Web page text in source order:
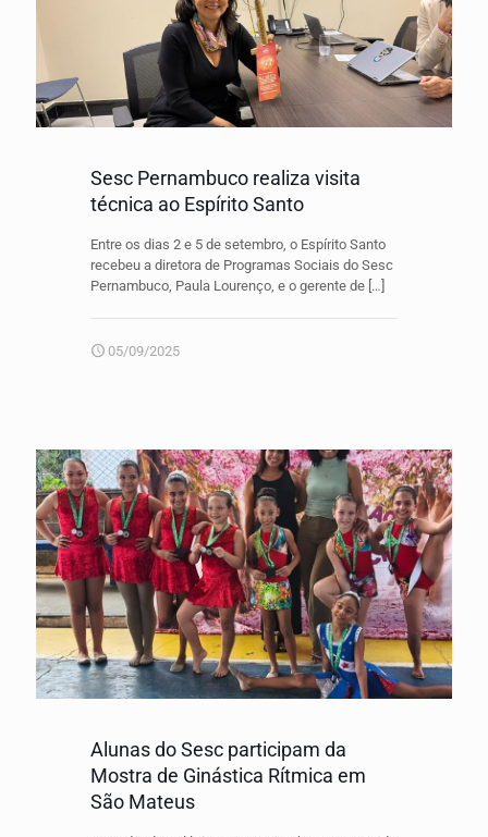
Sesc Pernambuco realiza visita
técnica ao Espírito Santo
Entre os dias 2 e 5 de setembro, o Espírito Santo
recebeu a diretora de Programas Sociais do Sesc
Pernambuco, Paula Lourenço, e o gerente de […]
05/09/2025
Alunas do Sesc participam da
Mostra de Ginástica Rítmica em
São Mateus